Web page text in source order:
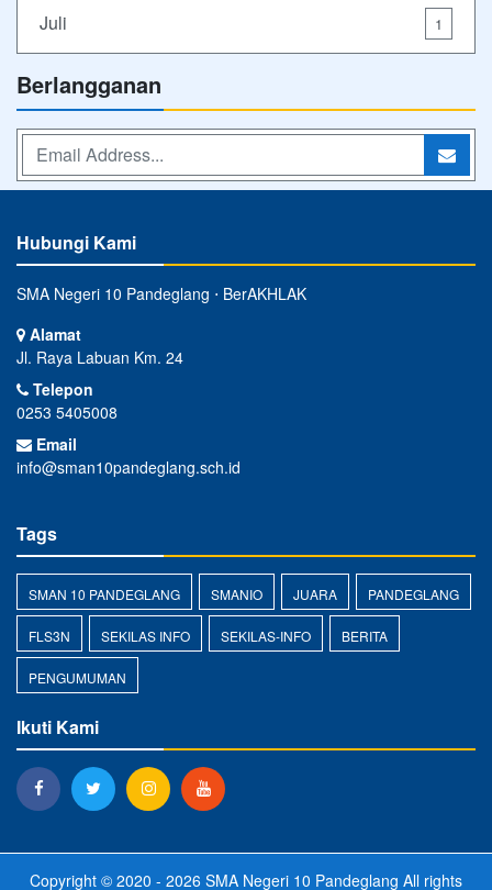
Juli 1
Berlangganan
Hubungi Kami
SMA Negeri 10 Pandeglang ⋅ BerAKHLAK
Alamat
Jl. Raya Labuan Km. 24
Telepon
0253 5405008
Email
info@sman10pandeglang.sch.id
Tags
SMAN 10 PANDEGLANG SMANIO JUARA PANDEGLANG
FLS3N SEKILAS INFO SEKILAS-INFO BERITA
PENGUMUMAN
Ikuti Kami
Copyright © 2020 - 2026 SMA Negeri 10 Pandeglang All rights